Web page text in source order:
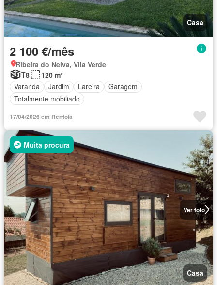
Casa
2 100 €/mês
Ribeira do Neiva, Vila Verde
T8
120 m²
Varanda
Jardim Lareira
Garagem
Totalmente mobiliado
17/04/2026 em Rentola
Ver foto
Muita procura
Casa